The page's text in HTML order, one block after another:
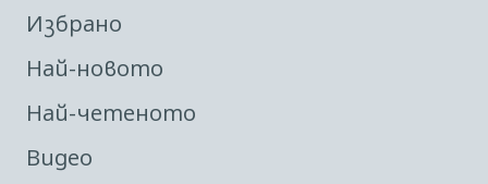
Избрано
Най-новото
Най-четеното
Видео